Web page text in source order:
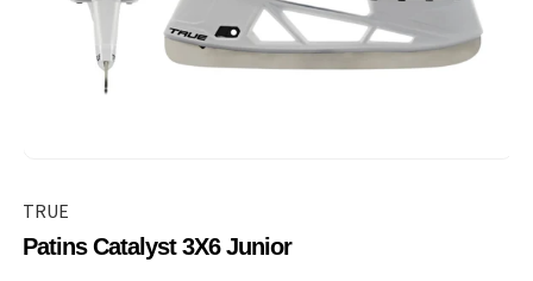
TRUE
Patins Catalyst 3X6 Junior